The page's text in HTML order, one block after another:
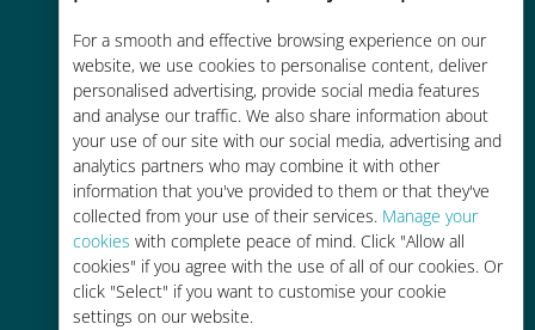
For a smooth and effective browsing experience on our
website, we use cookies to personalise content, deliver
personalised advertising, provide social media features
and analyse our traffic. We also share information about
your use of our site with our social media, advertising and
analytics partners who may combine it with other
information that you've provided to them or that they've
collected from your use of their services. Manage your
cookies with complete peace of mind. Click "Allow all
cookies" if you agree with the use of all of our cookies. Or
click "Select" if you want to customise your cookie
settings on our website.
Économique
Jusqu'à 90 % moins cher que les
frais d'itinérance avec votre
opérateur habituel
Recharge facile